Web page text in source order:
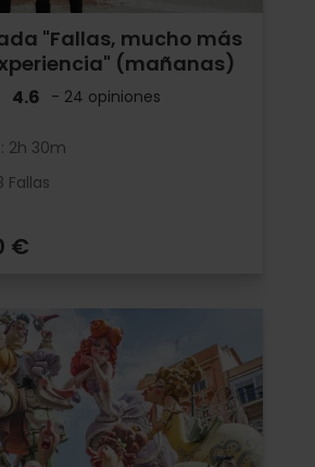
"Fallas, mucho más
(mañanas)
4.6 - 24 opiniones
2h 30m
Fallas
€